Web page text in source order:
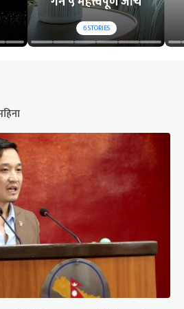
6STORIES